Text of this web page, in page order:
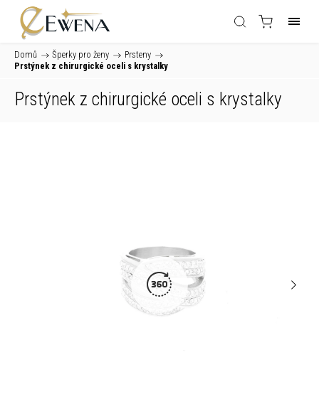
Domů / Šperky pro ženy / Prsteny /
Prstýnek z chirurgické oceli s krystalky
Prstýnek z chirurgické oceli s krystalky